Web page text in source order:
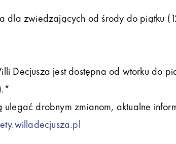
dla zwiedzających od środy do piątku
Decjusza jest dostępna od wtorku do
drobnym zmianom, aktualne